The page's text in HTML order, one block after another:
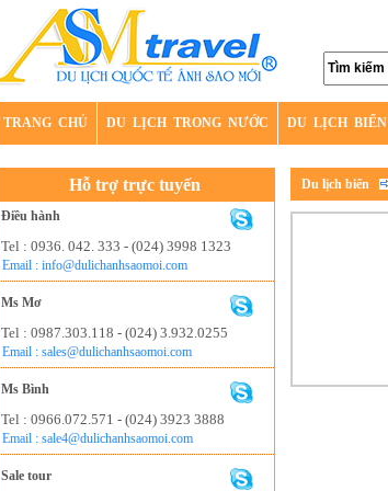
TRANG CHỦ DU LỊCH TRONG NƯỚC DU LỊCH BIỂN
Hỗ trợ trực tuyến
Điều hành
Tel : 0936. 042. 333 - (024) 3998 1323
Email : info@dulichanhsaomoi.com
Ms Mơ
Tel : 0987.303.118 - (024) 3.932.0255
Email : sales@dulichanhsaomoi.com
Ms Bình
Tel : 0966.072.571 - (024) 3923 3888
Email : sale4@dulichanhsaomoi.com
Sale tour
Du lịch biển